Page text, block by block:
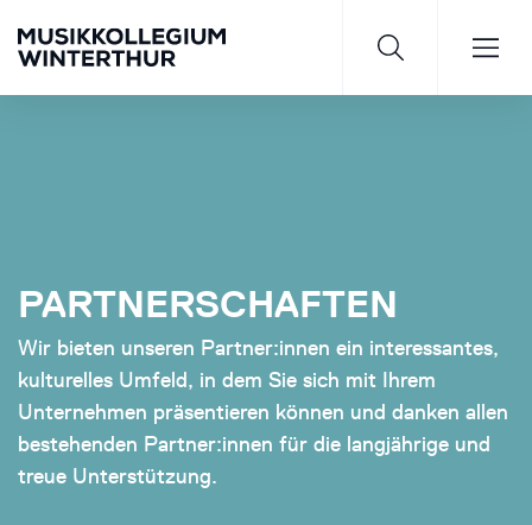
JETZT ENTDECKEN
PARTNERSCHAFTEN
Wir bieten unseren Partner:innen ein interessantes,
kulturelles Umfeld, in dem Sie sich mit Ihrem
Unternehmen präsentieren können und danken allen
bestehenden Partner:innen für die langjährige und
treue Unterstützung.